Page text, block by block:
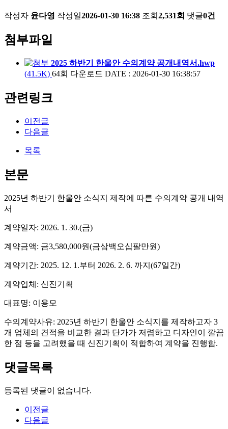
작성자 윤다영 작성일2026-01-30 16:38 조회 2,531회 댓글0건
첨부파일
2025 하반기 한울안 수의계약 공개내역서.hwp
(41.5K) 64회 다운로드 DATE : 2026-01-30 16:38:57
관련링크
이전글
다음글
목록
본문
2025년 하반기 한울안 소식지 제작에 따른 수의계약 공개 내역
서
계약일자: 2026. 1. 30.(금)
계약금액: 금3,580,000원(금삼백오십팔만원)
계약기간: 2025. 12. 1.부터 2026. 2. 6. 까지(67일간)
계약업체: 신진기획
대표명: 이용모
수의계약사유: 2025년 하반기 한울안 소식지를 제작하고자 3
개 업체의 견적을 비교한 결과 단가가 저렴하고 디자인이 깔끔
한 점 등을 고려했을 때 신진기획이 적합하여 계약을 진행함.
댓글목록
등록된 댓글이 없습니다.
이전글
다음글